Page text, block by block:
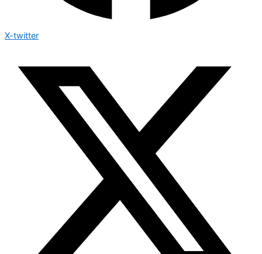
X-twitter